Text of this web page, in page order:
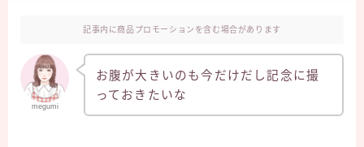
記事内に商品プロモーションを含む場合があります
megumi
お腹が大きいのも今だけだし記念に撮
っておきたいな